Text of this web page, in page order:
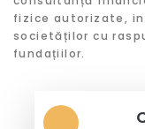
fizice autorizate,
societăților cu
fundațiilor.